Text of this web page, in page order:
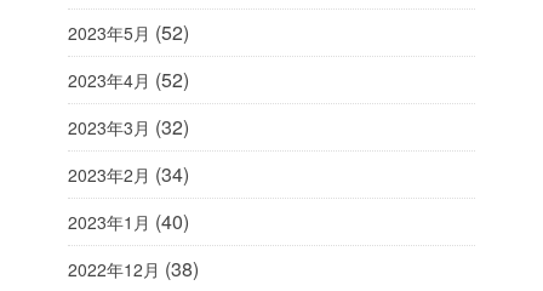
2023年5月 (52)
2023年4月 (52)
2023年3月 (32)
2023年2月 (34)
2023年1月 (40)
2022年12月 (38)